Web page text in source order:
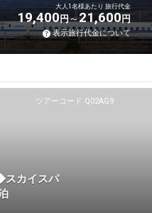
大人1名様あたり 旅行代金
19,400円 21,600円
表示旅行代金について
ツアーコード Q02AG9
スカイスパ